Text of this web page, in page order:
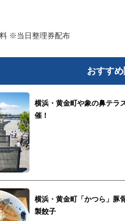
※当日整理券配布
おすす
横浜・黄金町や象の鼻テラ
催！
横浜・黄金町「かつら」豚
製餃子